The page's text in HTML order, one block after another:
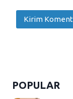
POPULAR